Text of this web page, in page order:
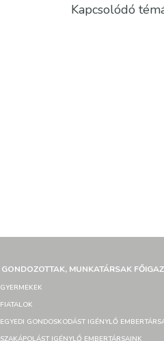
Kapcsolódó
GONDOZOTTAK, MUNKATÁRSAK
GYERMEKEK
FIATALOK
EGYEDI GONDOSKODÁST IGÉNYLŐ
SZAKÁPOLÁST IGÉNYLŐ EMBERTÁRSAINK